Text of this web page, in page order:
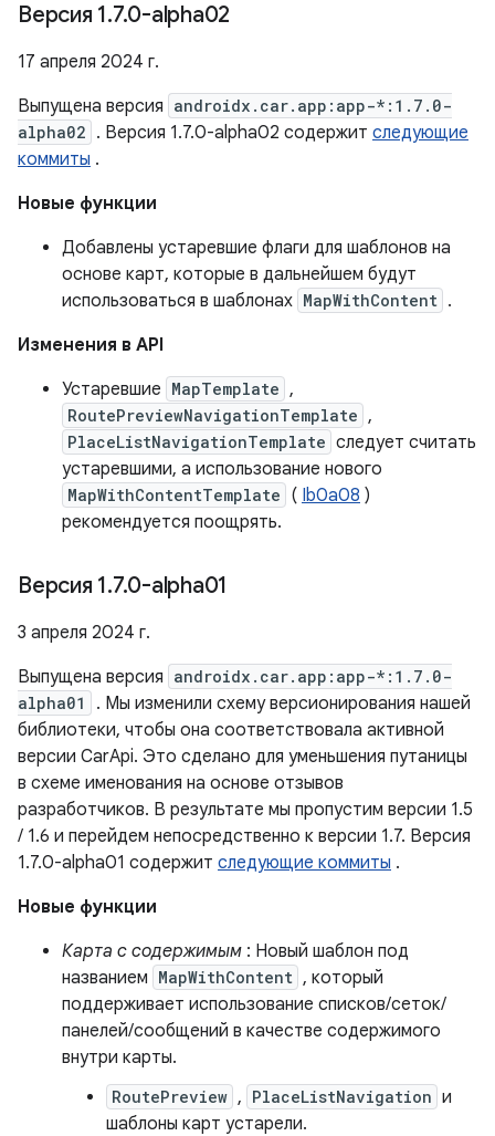
Версия 1.7.0-alpha02
17 апреля 2024 г.
Выпущена версия androidx.car.app:app-*:1.7.0-
alpha02 . Версия 1.7.0-alpha02 содержит следующие
коммиты .
Новые функции
Добавлены устаревшие флаги для шаблонов на
основе карт, которые в дальнейшем будут
использоваться в шаблонах MapWithContent .
Изменения в API
Устаревшие MapTemplate ,
RoutePreviewNavigationTemplate ,
PlaceListNavigationTemplate следует считать
устаревшими, а использование нового
MapWithContentTemplate ( Ib0a08 )
рекомендуется поощрять.
Версия 1.7.0-alpha01
3 апреля 2024 г.
Выпущена версия androidx.car.app:app-*:1.7.0-
alpha01
. Мы изменили схему версионирования нашей
библиотеки, чтобы она соответствовала активной
версии CarApi. Это сделано для уменьшения путаницы
в схеме именования на основе отзывов
разработчиков. В результате мы пропустим версии 1.5
/ 1.6 и перейдем непосредственно к версии 1.7. Версия
1.7.0-alpha01 содержит следующие коммиты .
Новые функции
Карта с содержимым : Новый шаблон под
названием MapWithContent , который
поддерживает использование списков/сеток/
панелей/сообщений в качестве содержимого
внутри карты.
RoutePreview , PlaceListNavigation и
шаблоны карт устарели.